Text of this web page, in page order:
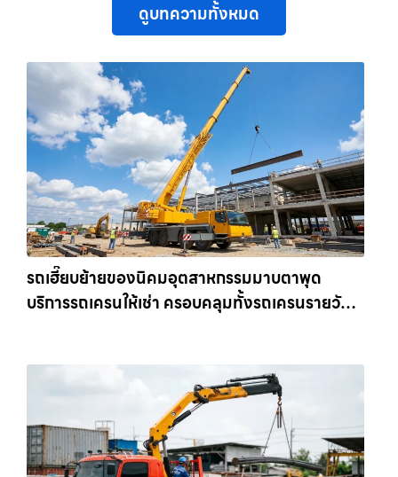
ดูบทความทั้งหมด
รถเฮี๊ยบย้ายของนิคมอุตสาหกรรมมาบตาพุด
บริการรถเครนให้เช่า ครอบคลุมทั้งรถเครนรายวัน